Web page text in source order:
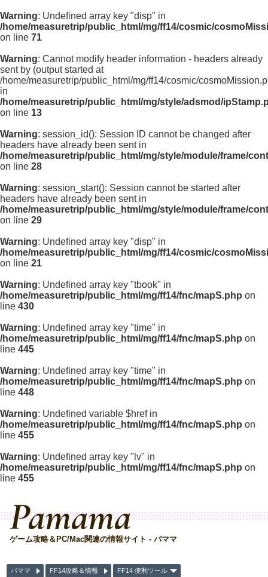
Warning: Undefined array key "disp" in
/home/measuretrip/public_html/mg/ff14/cosmic/
on line 71
Warning: Cannot modify header information - headers already
sent by (output started at
/home/measuretrip/public_html/mg/ff14/cosmic/
in
/home/measuretrip/public_html/mg/style/adsmod/
on line 13
Warning: session_id(): Session ID cannot be changed after
headers have already been sent in
/home/measuretrip/public_html/mg/style/module/frame/
on line 28
Warning: session_start(): Session cannot be started after
headers have already been sent in
/home/measuretrip/public_html/mg/style/module/frame/
on line 29
Warning: Undefined array key "disp" in
/home/measuretrip/public_html/mg/ff14/cosmic/
on line 21
Warning: Undefined array key "tbook" in
/home/measuretrip/public_html/mg/ff14/fnc/mapS.php on
line 430
Warning: Undefined array key "time" in
/home/measuretrip/public_html/mg/ff14/fnc/mapS.php on
line 445
Warning: Undefined array key "time" in
/home/measuretrip/public_html/mg/ff14/fnc/mapS.php on
line 448
Warning: Undefined variable $href in
/home/measuretrip/public_html/mg/ff14/fnc/mapS.php on
line 455
Warning: Undefined array key "lv" in
/home/measuretrip/public_html/mg/ff14/fnc/mapS.php on
line 455
Pamama
ゲーム攻略＆PC/Mac関連の情報サイト - パママ
パママ FF14攻略＆情報 FF14 便利ツール